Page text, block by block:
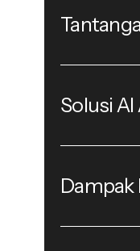
Solusi
Dampak